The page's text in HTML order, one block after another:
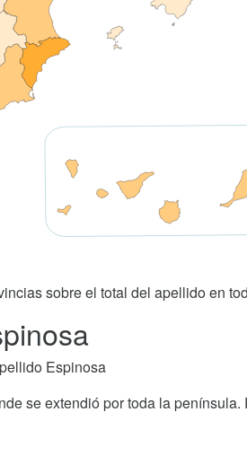
sobre el total del apellido en
Espinosa
se extendió por toda la